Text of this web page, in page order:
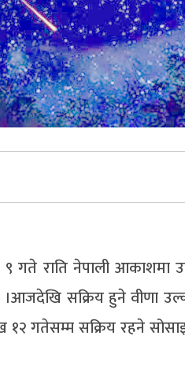
राति नेपाली आकाशमा
सक्रिय हुने वीणा
गतेसम्म सक्रिय रहने